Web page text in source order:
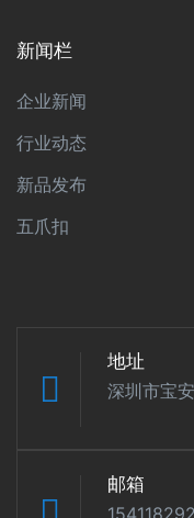
新闻栏
企业新闻
行业动态
新品发布
五爪扣
地址
深圳市宝
邮箱